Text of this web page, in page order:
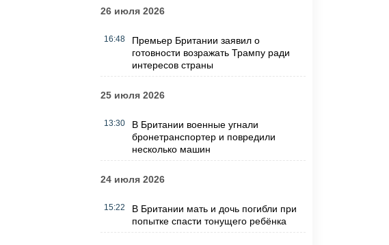
26 июля 2026
16:48
Премьер Британии заявил о
готовности возражать Трампу ради
интересов страны
25 июля 2026
13:30
В Британии военные угнали
бронетранспортер и повредили
несколько машин
24 июля 2026
15:22
В Британии мать и дочь погибли при
попытке спасти тонущего ребёнка